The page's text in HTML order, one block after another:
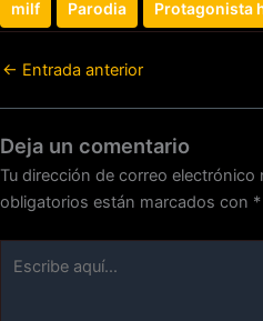
milf Parodia Protagonista
← Entrada anterior
Deja un comentario
Tu dirección de correo electrónico
obligatorios están marcados con *
aquí...